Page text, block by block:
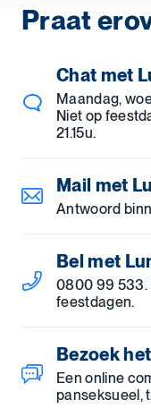
Praat
Chat met
Maandag,
Niet op
21.15u.
Mail met
Antwoord
Bel met
0800 99 533.
feestdagen.
Bezoek
Een online
panseksueel,